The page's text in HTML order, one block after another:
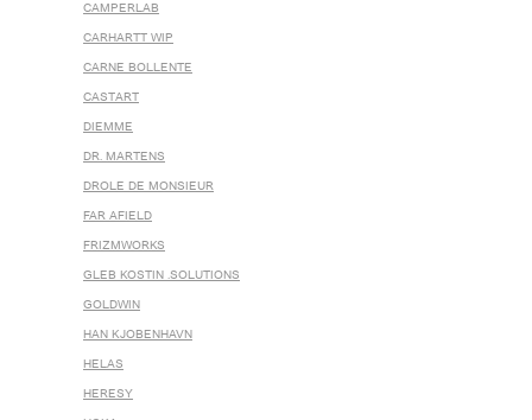
CAMPERLAB
CARHARTT WIP
CARNE BOLLENTE
CASTART
DIEMME
DR. MARTENS
DROLE DE MONSIEUR
FAR AFIELD
FRIZMWORKS
GLEB KOSTIN .SOLUTIONS
GOLDWIN
HAN KJOBENHAVN
HELAS
HERESY